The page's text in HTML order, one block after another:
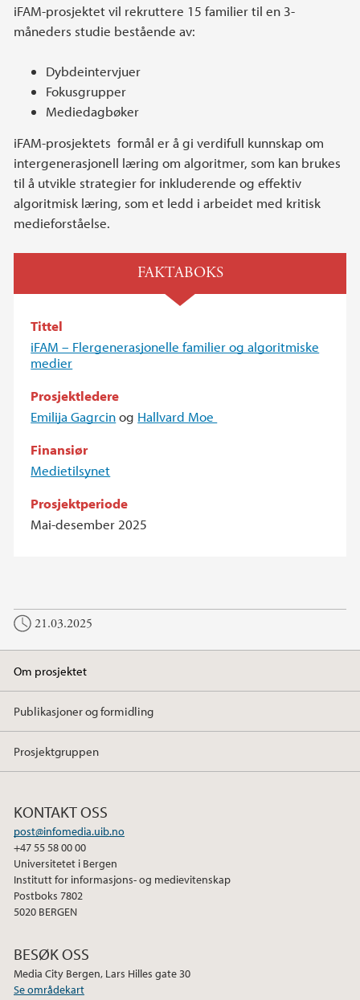
iFAM-prosjektet vil rekruttere 15 familier til en 3-
måneders studie bestående av:
Dybdeintervjuer
Fokusgrupper
Mediedagbøker
iFAM-prosjektets formål er å gi verdifull kunnskap om
intergenerasjonell læring om algoritmer, som kan brukes
til å utvikle strategier for inkluderende og effektiv
algoritmisk læring, som et ledd i arbeidet med kritisk
medieforståelse.
FAKTABOKS
Tittel
iFAM – Flergenerasjonelle familier og algoritmiske
medier
Prosjektledere
Emilija Gagrcinog Hallvard Moe
Finansiør
Medietilsynet
Prosjektperiode
Mai-desember 2025
21.03.2025
Om prosjektet
Publikasjoner og formidling
Prosjektgruppen
KONTAKT OSS
post@infomedia.uib.no
+47 55 58 00 00
Universitetet i Bergen
Institutt for informasjons- og medievitenskap
Postboks 7802
5020 BERGEN
BESØK OSS
Media City Bergen, Lars Hilles gate 30
Se områdekart